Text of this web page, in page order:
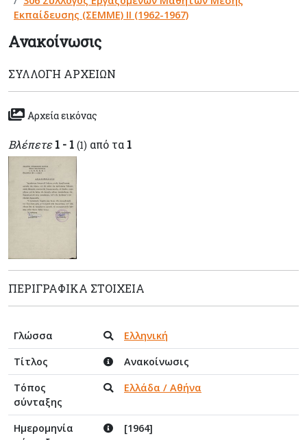
Εκπαίδευσης (ΣΕΜΜΕ) ΙΙ (1962-1967)
Ανακοίνωσις
ΣΥΛΛΟΓΉ ΑΡΧΕΊΩΝ
Αρχεία εικόνας
Βλέπετε 1 - 1 (1) από τα 1
ΠΕΡΙΓΡΑΦΙΚΆ ΣΤΟΙΧΕΊΑ
Γλώσσα
Ελληνική
Τίτλος
Ανακοίνωσις
Τόπος
σύνταξης
Ελλάδα / Αθήνα
Ημερομηνία
[1964]